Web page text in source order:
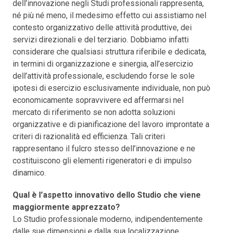
dell’innovazione negli Studi professionali rappresenta,
né più né meno, il medesimo effetto cui assistiamo nel
contesto organizzativo delle attività produttive, dei
servizi direzionali e del terziario. Dobbiamo infatti
considerare che qualsiasi struttura riferibile e dedicata,
in termini di organizzazione e sinergia, all’esercizio
dell’attività professionale, escludendo forse le sole
ipotesi di esercizio esclusivamente individuale, non può
economicamente sopravvivere ed affermarsi nel
mercato di riferimento se non adotta soluzioni
organizzative e di pianificazione del lavoro improntate a
criteri di razionalità ed efficienza. Tali criteri
rappresentano il fulcro stesso dell’innovazione e ne
costituiscono gli elementi rigeneratori e di impulso
dinamico.
Qual è l’aspetto innovativo dello Studio che viene
maggiormente apprezzato?
Lo Studio professionale moderno, indipendentemente